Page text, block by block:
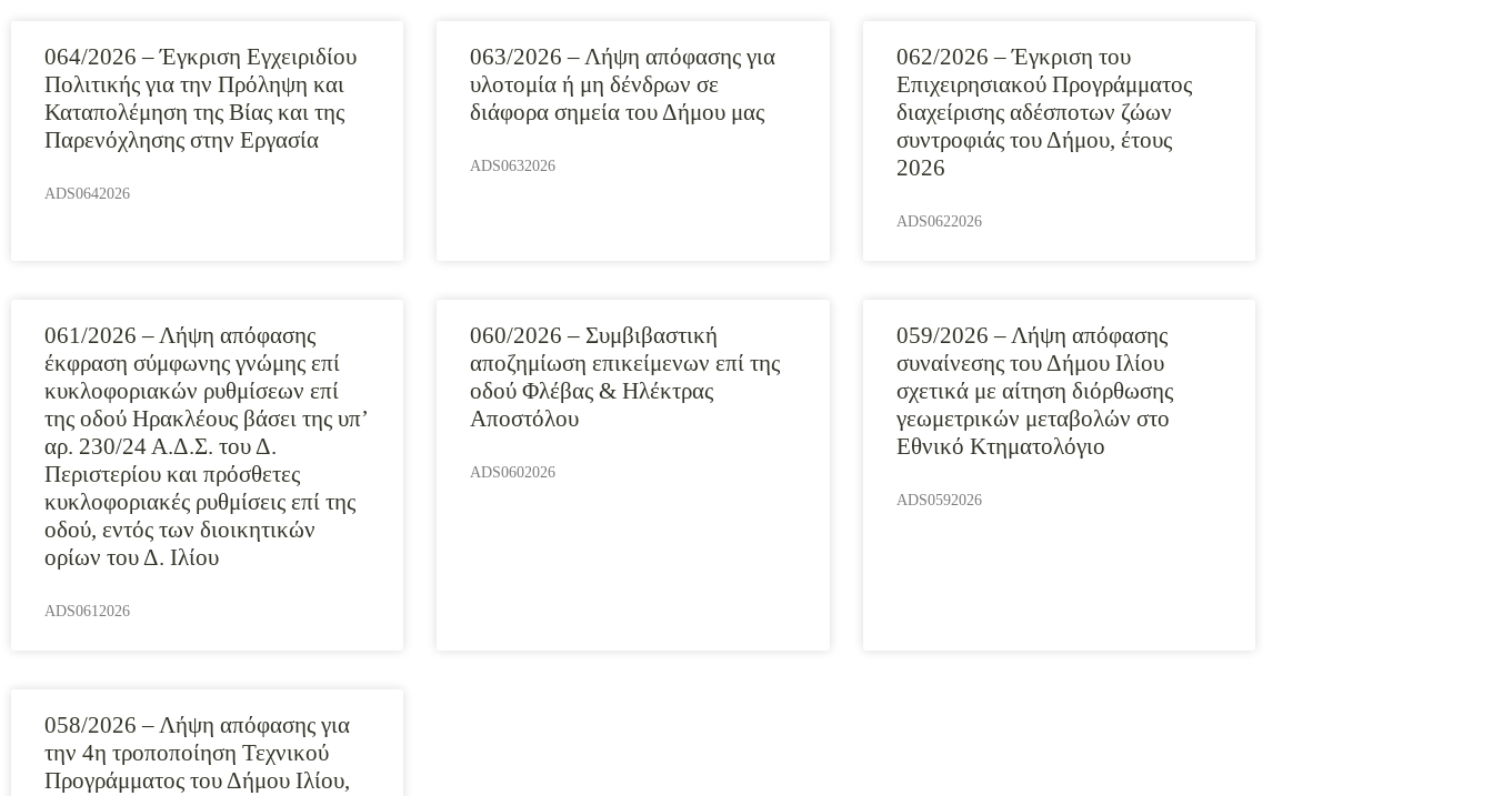
064/2026 – Έγκριση Εγχειριδίου
Πολιτικής για την Πρόληψη και
Καταπολέμηση της Βίας και της
Παρενόχλησης στην Εργασία
ADS0642026
063/2026 – Λήψη απόφασης για
υλοτομία ή μη δένδρων σε
διάφορα σημεία του Δήμου μας
ADS0632026
062/2026 – Έγκριση του
Επιχειρησιακού Προγράμματος
διαχείρισης αδέσποτων ζώων
συντροφιάς του Δήμου, έτους
2026
ADS0622026
061/2026 – Λήψη απόφασης
έκφραση σύμφωνης γνώμης επί
κυκλοφοριακών ρυθμίσεων επί
της οδού Ηρακλέους βάσει της υπ’
αρ. 230/24 Α.Δ.Σ. του Δ.
Περιστερίου και πρόσθετες
κυκλοφοριακές ρυθμίσεις επί της
οδού, εντός των διοικητικών
ορίων του Δ. Ιλίου
ADS0612026
060/2026 – Συμβιβαστική
αποζημίωση επικείμενων επί της
οδού Φλέβας & Ηλέκτρας
Αποστόλου
ADS0602026
059/2026 – Λήψη απόφασης
συναίνεσης του Δήμου Ιλίου
σχετικά με αίτηση διόρθωσης
γεωμετρικών μεταβολών στο
Εθνικό Κτηματολόγιο
ADS0592026
058/2026 – Λήψη απόφασης για
την 4η τροποποίηση Τεχνικού
Προγράμματος του Δήμου Ιλίου,